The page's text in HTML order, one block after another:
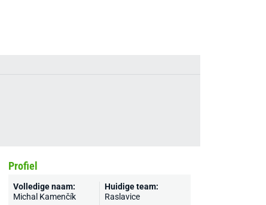
Profiel
Volledige naam:
Michal Kamenčík
Huidige team:
Raslavice